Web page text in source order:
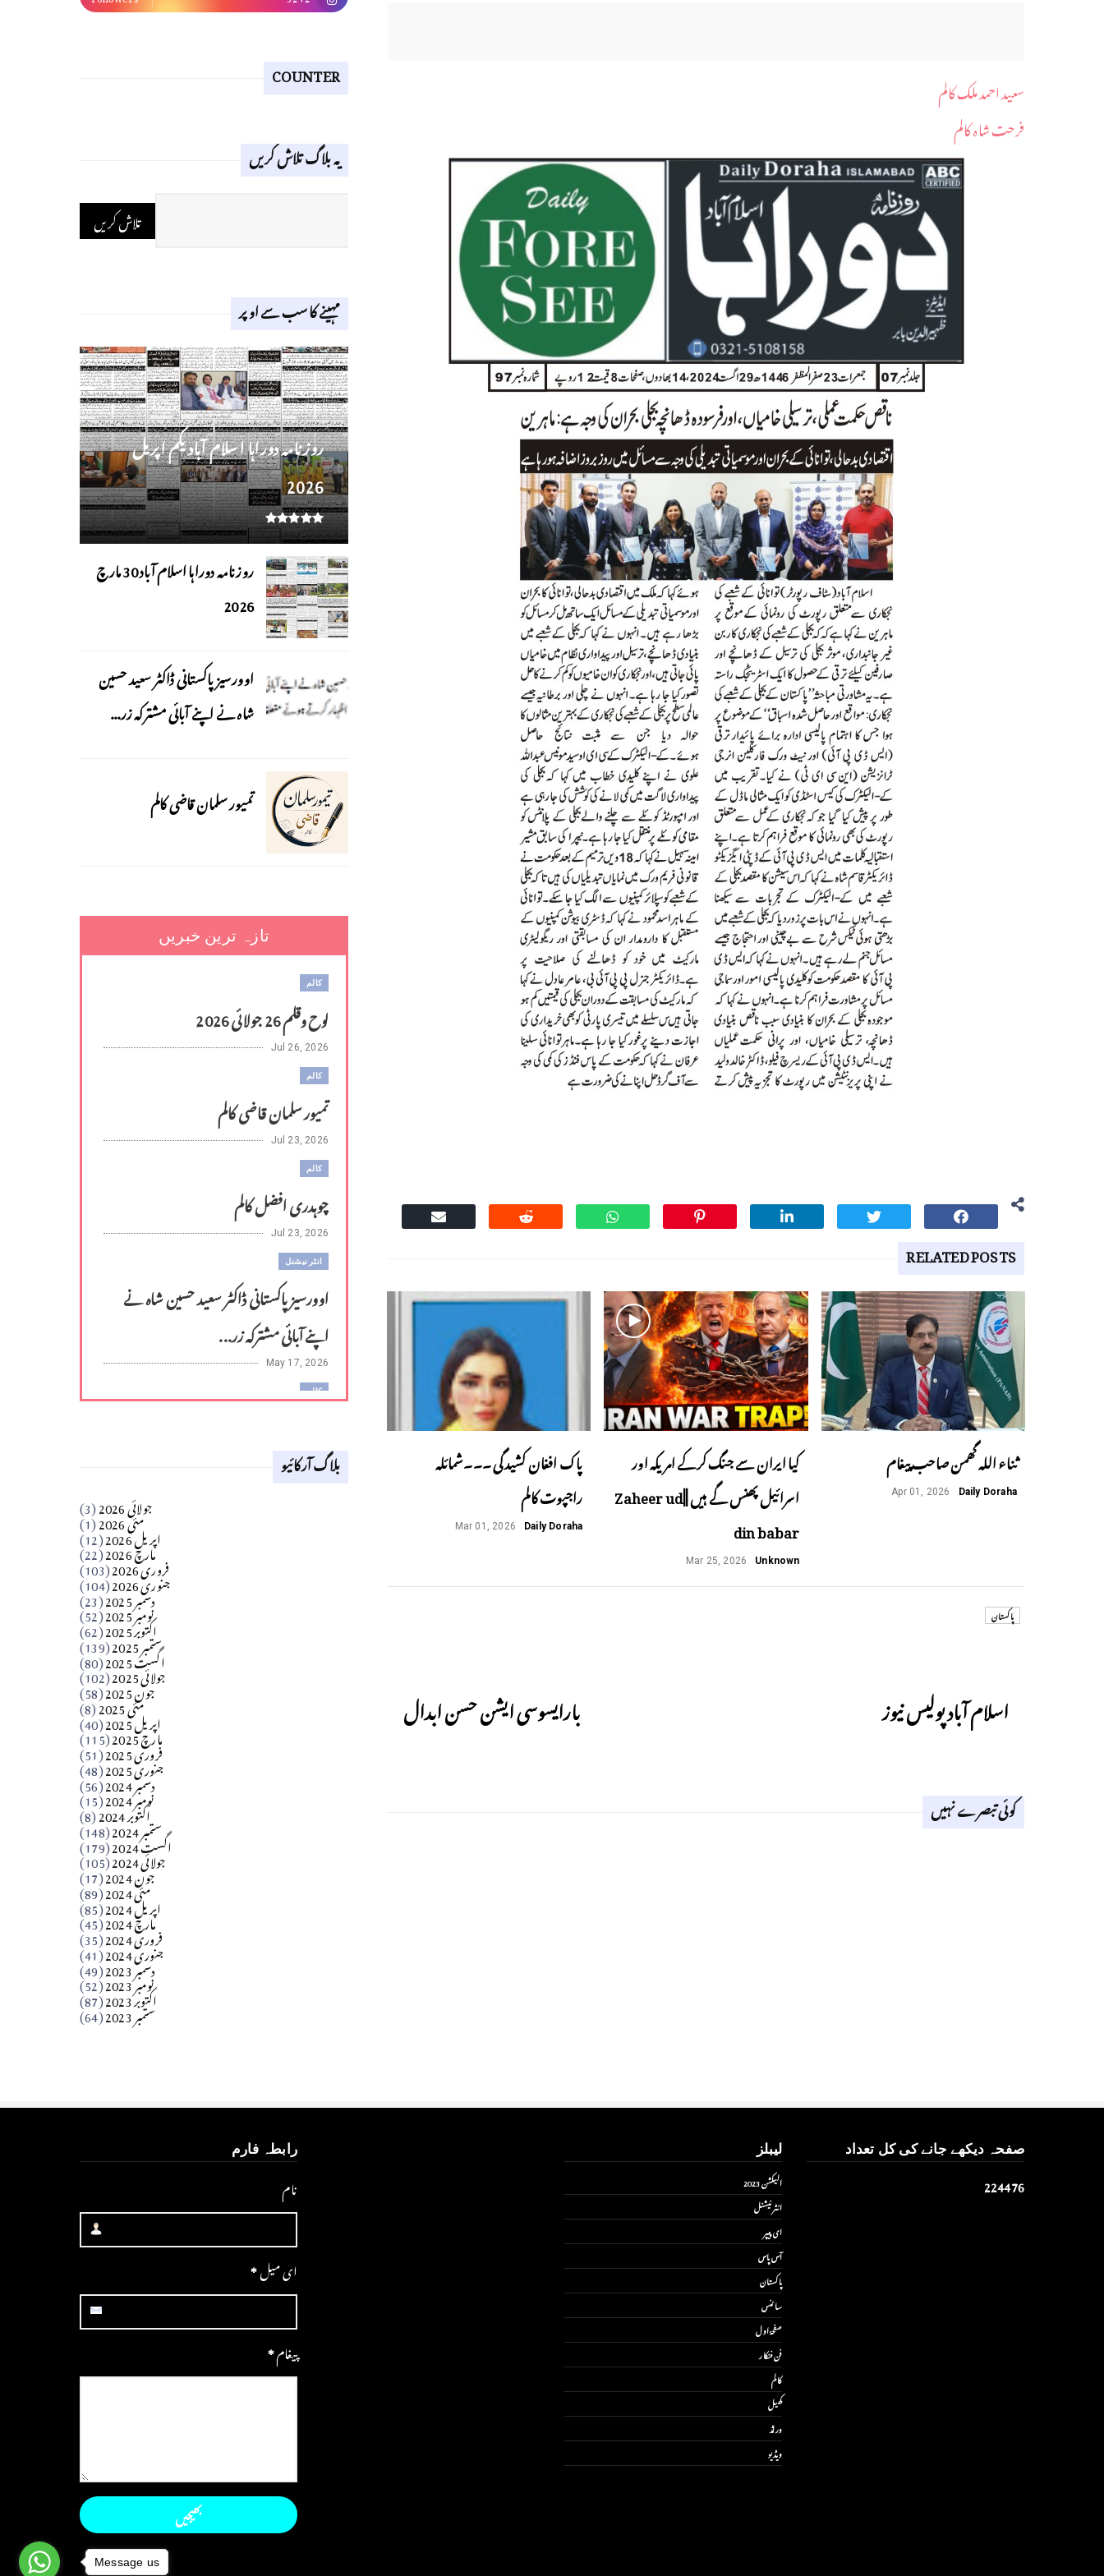
سعید احمد ملک کالم
فرحت شاہ کالم
RELATED POSTS
ثناء اللہ گھمن صاحب پیغام
Daily Doraha
Apr 01, 2026
کیا ایران سے جنگ کرکے امریکہ اور
اسرائیل پھنس گے ہیں ||Zaheer ud
din babar
Unknown
Mar 25, 2026
پاک افغان کشیدگی ۔۔۔شمائلہ
راجپوت کالم
Daily Doraha
Mar 01, 2026
پاکستان
اسلام آباد پولیس نیوز بارایسوسی ایشن حسن ابدال
کوئی تبصرے نہیں
COUNTER
یہ بلاگ تلاش کریں
مہینے کا سب سے اوپر
روز نامہ دوراہا اسلام آباد یکم اپریل
2026
روزنامہ دوراہا اسلام آباد 30 مارچ
2026
اوورسیز پاکستانی ڈاکٹر سعید حسین
شاہ نے اپنے آبائی مشترکہ زر...
تمیور سلمان قاضی کالم
تازہ ترین خبریں
کالم
لوح وقلم 26 جولائی 2026
Jul 26, 2026
کالم
تمیور سلمان قاضی کالم
Jul 23, 2026
کالم
چوہدری افضل کالم
Jul 23, 2026
انٹر نیشنل
اوورسیز پاکستانی ڈاکٹر سعید حسین شاہ نے
اپنے آبائی مشترکہ زر...
May 17, 2026
کالم
Apr 18, 2026
آزاد کشمیر جیسے احتجاج کی ضرورت ہے؟
​تحریر: عاصم نواز طاہرخیلی (غازی/ہری پور)
بلاگ آرکائیو
جولائی 2026 (3) مئی 2026 (1) اپریل 2026 (12) مارچ 2026 (22) فروری 2026 (103) جنوری 2026 (104) دسمبر 2025 (23) نومبر 2025 (52) اکتوبر 2025 (62) ستمبر 2025 (139) اگست 2025 (80) جولائی 2025 (102) جون 2025 (58) مئی 2025 (8) اپریل 2025 (40) مارچ 2025 (115) فروری 2025 (51) جنوری 2025 (48) دسمبر 2024 (56) نومبر 2024 (15) اکتوبر 2024 (8) ستمبر 2024 (148) اگست 2024 (179) جولائی 2024 (105) جون 2024 (17) مئی 2024 (89) اپریل 2024 (85) مارچ 2024 (45) فروری 2024 (35) جنوری 2024 (41) دسمبر 2023 (49) نومبر 2023 (52) اکتوبر 2023 (87) ستمبر 2023 (64)
صفحہ دیکھے جانے کی کل تعداد
224476
لیبلز
الیکشن 2023
انٹر نیشنل
ای پیپر
آس پاس
پاکستان
سائنس
صفحۂ اول
فن فنکار
کالم
کھیل
ورلڈ
ویڈیو
رابطہ فارم
نام
ای میل*
پیغام*
Message us